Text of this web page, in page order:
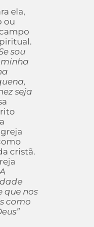
ela,
ou
sou
minha
seja
cristã.
que nos
como